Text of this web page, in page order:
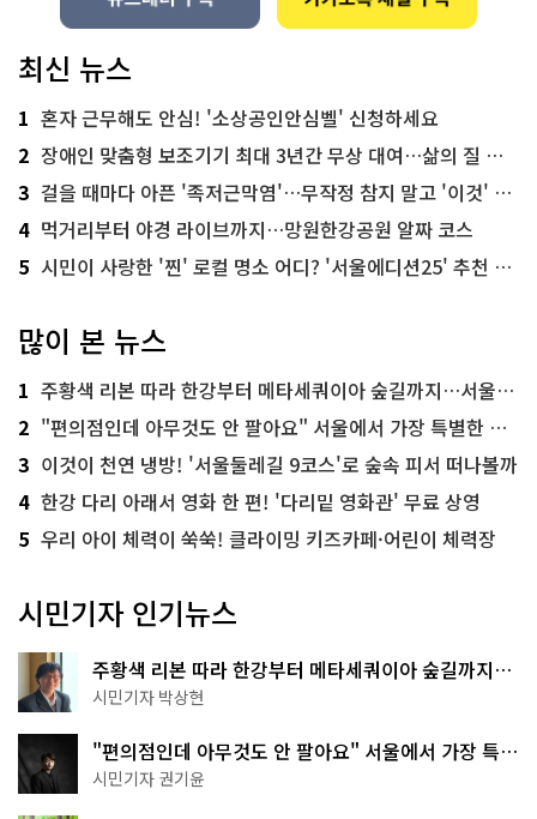
최신 뉴스
1 혼자 근무해도 안심! '소상공인안심벨' 신청하세요
2 장애인 맞춤형 보조기기 최대 3년간 무상 대여…삶의 질 높인다
3 걸을 때마다 아픈 '족저근막염'…무작정 참지 말고 '이것' 해보세요!
4 먹거리부터 야경 라이브까지…망원한강공원 알짜 코스
5 시민이 사랑한 '찐' 로컬 명소 어디? '서울에디션25' 추천 코스
많이 본 뉴스
1 주황색 리본 따라 한강부터 메타세쿼이아 숲길까지…서울둘레길 15코스
2 "편의점인데 아무것도 안 팔아요" 서울에서 가장 특별한 편의점의 정체
3 이것이 천연 냉방! '서울둘레길 9코스'로 숲속 피서 떠나볼까
4 한강 다리 아래서 영화 한 편! '다리밑 영화관' 무료 상영
5 우리 아이 체력이 쑥쑥! 클라이밍 키즈카페·어린이 체력장
시민기자 인기뉴스
주황색 리본 따라 한강부터 메타세쿼이아 숲길까지…
서울둘레길 15코스
시민기자 박상현
"편의점인데 아무것도 안 팔아요" 서울에서 가장 특별
한 편의점의 정체
시민기자 권기윤